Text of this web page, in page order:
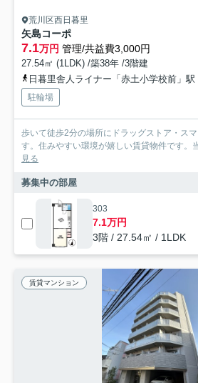
荒川区西日暮里
矢島コーポ
7.1万円 管理/共益費3,000円
27.54㎡ (1LDK) /築38年 /3階建
日暮里舎人ライナー「赤土小学校前」駅
駐輪場
歩いて徒歩2分の場所にドラッグストア・ス
す。住みやすい環境が嬉しい賃貸物件です。
見る
募集中の部屋
303
7.1万円
3階 / 27.54㎡ / 1LDK
賃貸マンション